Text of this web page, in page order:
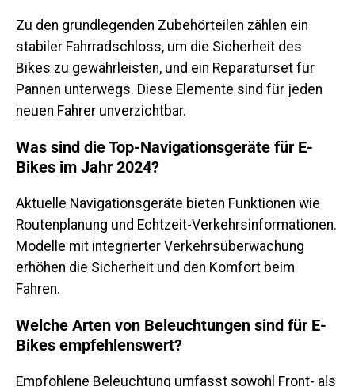
Zu den grundlegenden Zubehörteilen zählen ein
stabiler Fahrradschloss, um die Sicherheit des
Bikes zu gewährleisten, und ein Reparaturset für
Pannen unterwegs. Diese Elemente sind für jeden
neuen Fahrer unverzichtbar.
Was sind die Top-Navigationsgeräte für E-
Bikes im Jahr 2024?
Aktuelle Navigationsgeräte bieten Funktionen wie
Routenplanung und Echtzeit-Verkehrsinformationen.
Modelle mit integrierter Verkehrsüberwachung
erhöhen die Sicherheit und den Komfort beim
Fahren.
Welche Arten von Beleuchtungen sind für E-
Bikes empfehlenswert?
Empfohlene Beleuchtung umfasst sowohl Front- als